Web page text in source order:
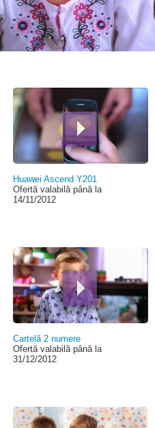
Huawei Ascend Y201
Ofertă valabilă până la
14/11/2012
Cartelă 2 numere
Ofertă valabilă până la
31/12/2012